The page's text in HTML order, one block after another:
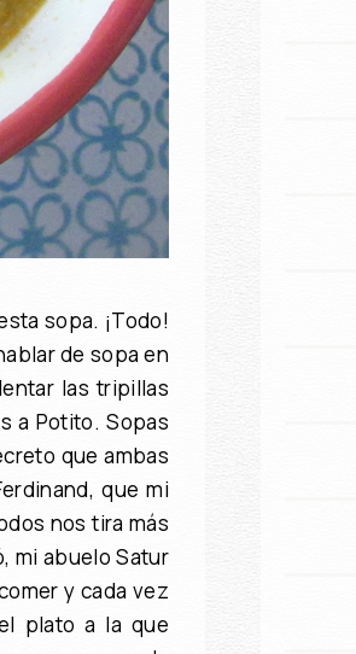
sopa. ¡Todo!
de sopa en
las tripillas
a Potito. Sopas
que ambas
que mi
nos tira más
mi abuelo Satur
y cada vez
plato a la que